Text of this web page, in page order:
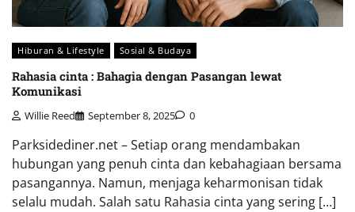
Hiburan & Lifestyle Sosial & Budaya
Rahasia cinta : Bahagia dengan Pasangan lewat
Komunikasi
Willie Reed September 8, 2025 0
Parksidediner.net – Setiap orang mendambakan
hubungan yang penuh cinta dan kebahagiaan bersama
pasangannya. Namun, menjaga keharmonisan tidak
selalu mudah. Salah satu Rahasia cinta yang sering […]